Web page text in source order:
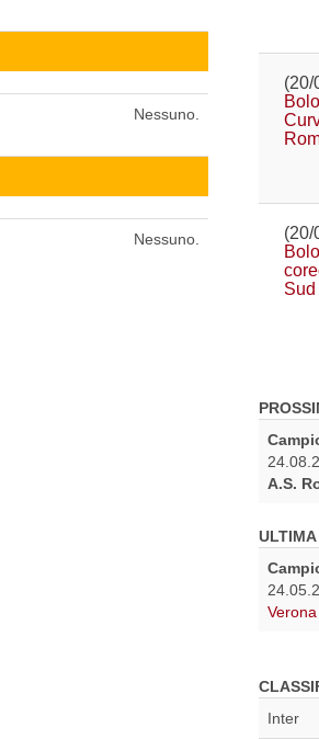
Nessuno.
Nessuno.
(20/
(20/
Sud
A.S.
Verona
Inter